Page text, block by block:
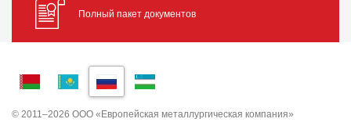
Полный пакет документов
© 2011–2026 ООО «Европейская металлургическая компания»